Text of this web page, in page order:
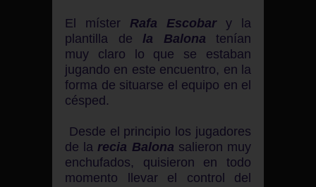
El míster Rafa Escobary la
plantilla de la Balona tenían
muy claro lo que se estaban
jugando en este encuentro, en la
forma de situarse el equipo en el
césped.
Desde el principio los jugadores
de la recia Balona salieron muy
enchufados, quisieron en todo
momento llevar el control del